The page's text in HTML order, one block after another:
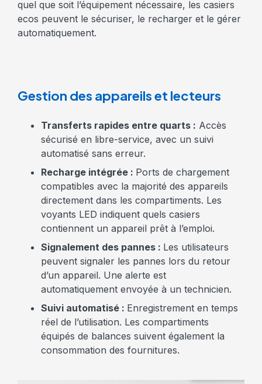
quel que soit l’équipement nécessaire, les casiers
ecos peuvent le sécuriser, le recharger et le gérer
automatiquement.
Gestion des appareils et lecteurs
Transferts rapides entre quarts : Accès
sécurisé en libre-service, avec un suivi
automatisé sans erreur.
Recharge intégrée : Ports de chargement
compatibles avec la majorité des appareils
directement dans les compartiments. Les
voyants LED indiquent quels casiers
contiennent un appareil prêt à l’emploi.
Signalement des pannes : Les utilisateurs
peuvent signaler les pannes lors du retour
d’un appareil. Une alerte est
automatiquement envoyée à un technicien.
Suivi automatisé : Enregistrement en temps
réel de l’utilisation. Les compartiments
équipés de balances suivent également la
consommation des fournitures.